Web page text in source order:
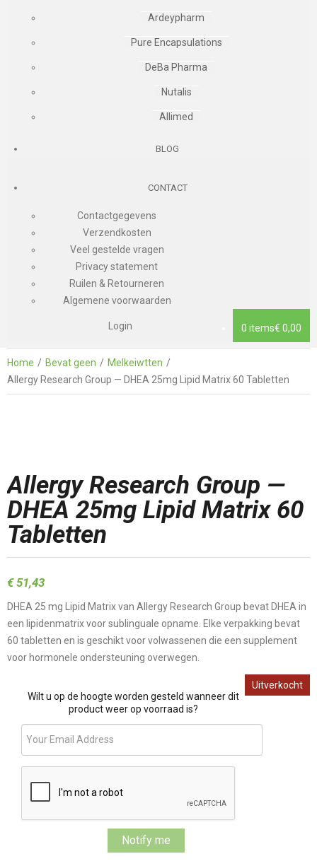
Ardeypharm
Pure Encapsulations
DeBa Pharma
Nutalis
Allimed
BLOG
CONTACT
Contactgegevens
Verzendkosten
Veel gestelde vragen
Privacy statement
Ruilen & Retourneren
Algemene voorwaarden
0 items€ 0,00
Login
Home Bevat geen
Melkeiwtten
Allergy Research Group — DHEA 25mg Lipid Matrix 60 Tabletten
Allergy Research Group —
DHEA 25mg Lipid Matrix 60
Tabletten
€51,43
DHEA 25 mg Lipid Matrix van Allergy Research Group bevat DHEA in
een lipidenmatrix voor sublinguale opname. Elke verpakking bevat
60 tabletten en is geschikt voor volwassenen die een supplement
voor hormonele ondersteuning overwegen.
Uitverkocht
Wilt u op de hoogte worden gesteld wanneer dit
product weer op voorraad is?